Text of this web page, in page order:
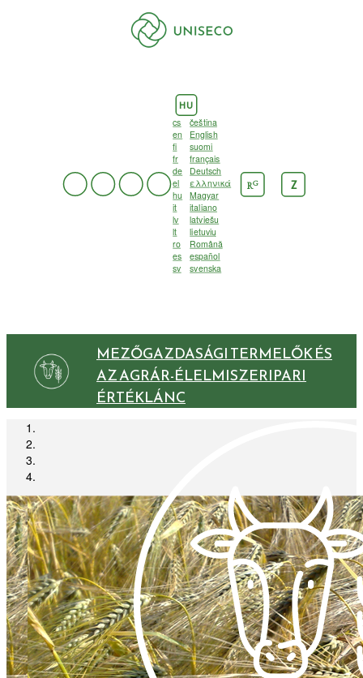
HU
cs
čeština
en
English
fi
suomi
fr
français
de
Deutsch
el
ελληνικά
hu
Magyar
it
italiano
lv
latviešu
lt
lietuvių
ro
Română
es
español
sv
svenska
RG Z
MEZŐGAZDASÁGI TERMELŐK ÉS
AZ AGRÁR-ÉLELMISZERIPARI
ÉRTÉKLÁNC